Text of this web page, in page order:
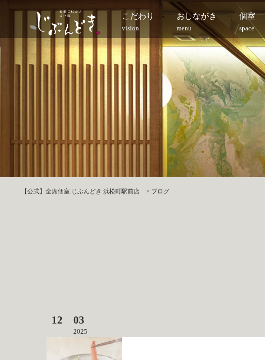
こだわり
vision
おしながき
menu
個室
space
【公式】全席個室 じぶんどき 浜松町駅前店 > ブログ
12 03
2025